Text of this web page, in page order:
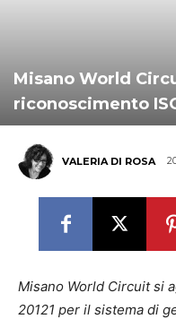
Misano World
riconoscimento
VALERIA DI ROSA
Misano World Circuit si
20121 per il sistema di